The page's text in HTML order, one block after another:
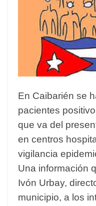
En Caibarién se
pacientes
que va del
en centros
vigilancia
Una información
Ivón Urbay,
municipio, a los